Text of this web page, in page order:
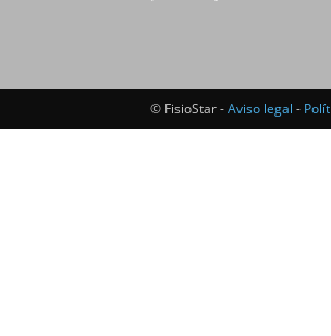
© FisioStar -Aviso legal -